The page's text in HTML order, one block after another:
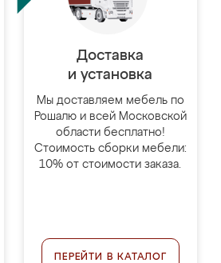
Доставка
и установка
Мы доставляем мебель по
Рошалю и всей Московской
области бесплатно!
Стоимость сборки мебели:
10% от стоимости заказа.
ПЕРЕЙТИ В КАТАЛОГ